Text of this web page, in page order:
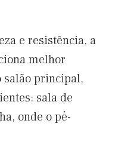
e resistência, a
melhor
salão principal,
sala de
onde o pé-